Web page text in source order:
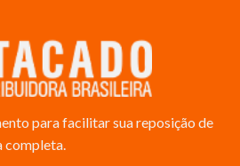
para facilitar sua reposição de
completa.